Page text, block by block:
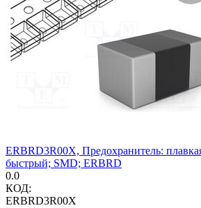
ERBRD3R00X, Предохранитель:
быстрый; SMD; ERBRD
0.0
КОД:
ERBRD3R00X